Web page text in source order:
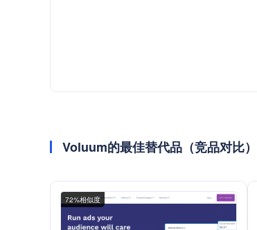
Voluum的最佳替代品（竞品对比）
72%相似度